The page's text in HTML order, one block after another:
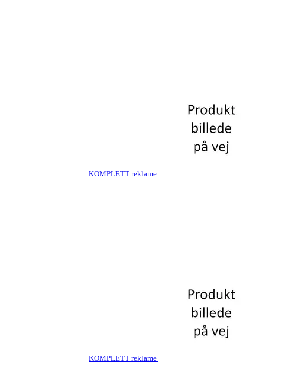
KOMPLETT reklame
KOMPLETT reklame